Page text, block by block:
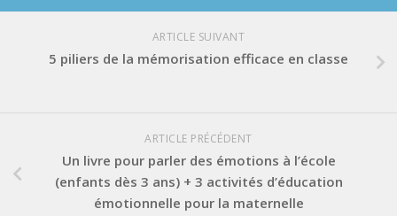
ARTICLE SUIVANT
5 piliers de la mémorisation efficace en classe
ARTICLE PRÉCÉDENT
Un livre pour parler des émotions à l’école
(enfants dès 3 ans) + 3 activités d’éducation
émotionnelle pour la maternelle